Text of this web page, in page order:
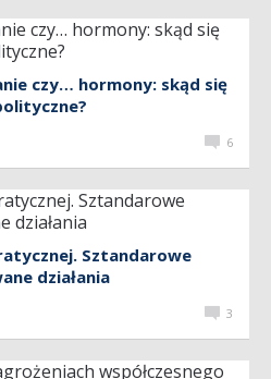
czy… hormony: skąd się
6
Sztandarowe
działania
3